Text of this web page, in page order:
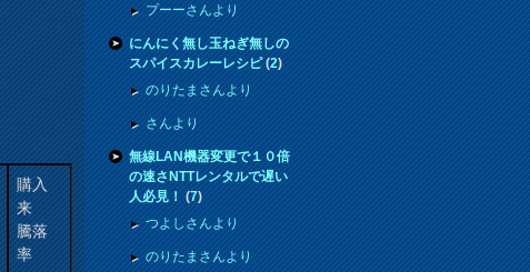
購入
来
騰落
率
プーーさんより
にんにく無し玉ねぎ無しの
スパイスカレーレシピ(2)
のりたまさんより
さんより
無線LAN機器変更で１０倍
の速さNTTレンタルで遅い
人必見！(7)
つよしさんより
のりたまさんより